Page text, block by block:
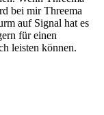
bei mir Threema
auf Signal hat es
für einen
leisten können.